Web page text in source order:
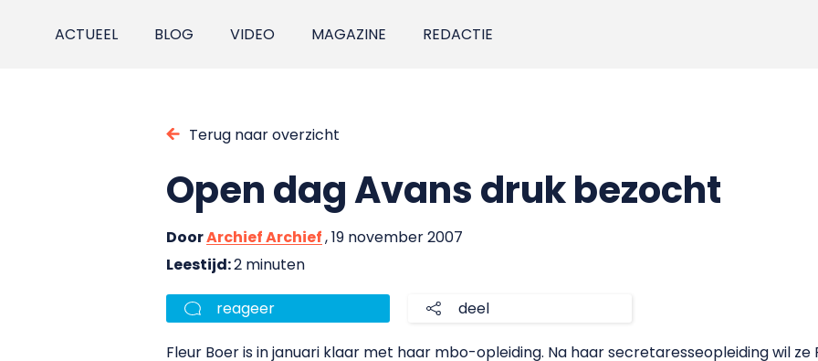
ACTUEEL BLOG VIDEO MAGAZINE REDACTIE
Terug naar overzicht
Open dag Avans druk bezocht
DoorArchief Archief, 19 november 2007
Leestijd:2 minuten
reageer deel
Fleur Boer is in januari klaar met haar mbo-opleiding. Na haar secretaresseopleiding wil ze